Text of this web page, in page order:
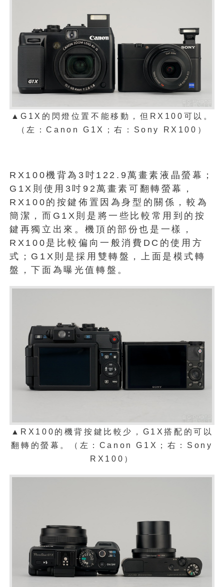
▲G1X的閃燈位置不能移動，但RX100可以。
（左：Canon G1X；右：Sony RX100）
RX100機背為3吋122.9萬畫素液晶螢幕；
G1X則使用3吋92萬畫素可翻轉螢幕，
RX100的按鍵佈置因為身型的關係，較為
簡潔，而G1X則是將一些比較常用到的按
鍵再獨立出來。機頂的部份也是一樣，
RX100是比較偏向一般消費DC的使用方
式；G1X則是採用雙轉盤，上面是模式轉
盤，下面為曝光值轉盤。
▲RX100的機背按鍵比較少，G1X搭配的可以
翻轉的螢幕。（左：Canon G1X；右：Sony
RX100）